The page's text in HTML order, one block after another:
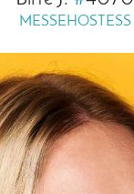
MESSEHOSTESS